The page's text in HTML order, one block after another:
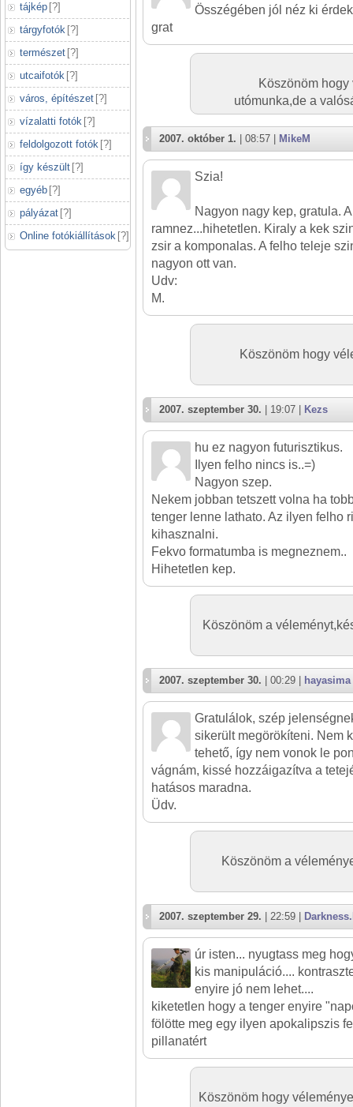
tájkép [?]
tárgyfotók [?]
természet [?]
utcaifotók [?]
város, építészet [?]
vízalatti fotók [?]
feldolgozott fotók [?]
így készült [?]
egyéb [?]
pályázat [?]
Online fotókiállítások [?]
Összégében jól néz ki
grat
Köszönöm
utómunka,de a
2007. október 1. | 08:57 | MikeM
Szia!
Nagyon nagy kep, gratula.
ramnez...hihetetlen. Kiraly a kek
zsir a komponalas. A felho teleje
nagyon ott van.
Udv:
M.
Köszönöm hogy
2007. szeptember 30. | 19:07 | Kezs
hu ez nagyon futurisztikus.
Ilyen felho nincs is..=)
Nagyon szep.
Nekem jobban tetszett volna ha
tenger lenne lathato. Az ilyen felho
kihasznalni.
Fekvo formatumba is megneznem..
Hihetetlen kep.
Köszönöm a
2007. szeptember 30. | 00:29 | hayasima
Gratulálok, szép
sikerült megörökíteni. Nem
tehető, így nem vonok le
vágnám, kissé hozzáigazítva a
hatásos maradna.
Üdv.
Köszönöm a
2007. szeptember 29. | 22:59 |
úr isten... nyugtass meg
kis manipuláció....
enyire jó nem lehet....
kiketetlen hogy a tenger enyire
fölötte meg egy ilyen apokalipszis
pillanatért
Köszönöm hogy